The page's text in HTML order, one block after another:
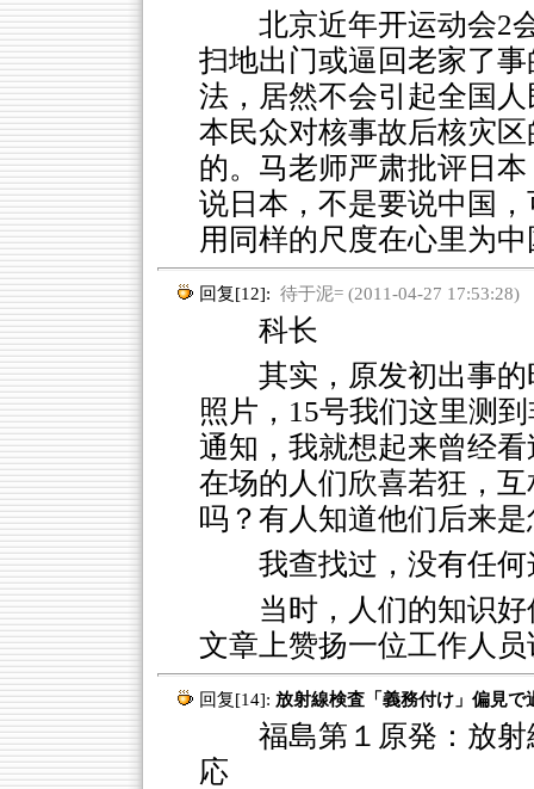
北京近年开运动会2
扫地出门或逼回老家了
法，居然不会引起全国
本民众对核事故后核灾
的。马老师严肃批评日
说日本，不是要说中国
用同样的尺度在心里为
回复[12]: 待于泥= (2011-04-27 17:53:28)
科长
其实，原发初出事
照片，15号我们这里测
通知，我就想起来曾经
在场的人们欣喜若狂，
吗？有人知道他们后来
我查找过，没有任
当时，人们的知识
文章上赞扬一位工作人
回复[14]: 放射線検査「義務付け」偏見で
福島第１原発：放射
応